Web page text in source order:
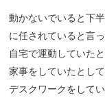
動かないでいると下
に任されていると言
自宅で運動していた
家事をしていたとし
デスクワークをして